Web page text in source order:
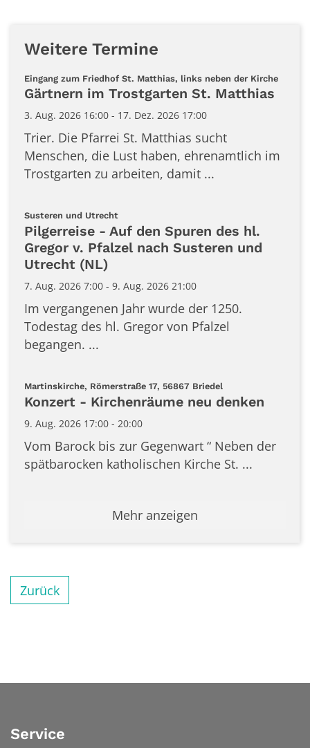
Weitere Termine
Eingang zum Friedhof St. Matthias, links neben der Kirche:
Gärtnern im Trostgarten St. Matthias
3. Aug. 2026 16:00 - 17. Dez. 2026 17:00
Trier. Die Pfarrei St. Matthias sucht
Menschen, die Lust haben, ehrenamtlich im
Trostgarten zu arbeiten, damit ...
Susteren und Utrecht:
Pilgerreise - Auf den Spuren des hl.
Gregor v. Pfalzel nach Susteren und
Utrecht (NL)
7. Aug. 2026 7:00 - 9. Aug. 2026 21:00
Im vergangenen Jahr wurde der 1250.
Todestag des hl. Gregor von Pfalzel
begangen. ...
Martinskirche, Römerstraße 17, 56867 Briedel:
Konzert - Kirchenräume neu denken
9. Aug. 2026 17:00 - 20:00
Vom Barock bis zur Gegenwart “ Neben der
spätbarocken katholischen Kirche St. ...
Mehr anzeigen
Zurück
Service